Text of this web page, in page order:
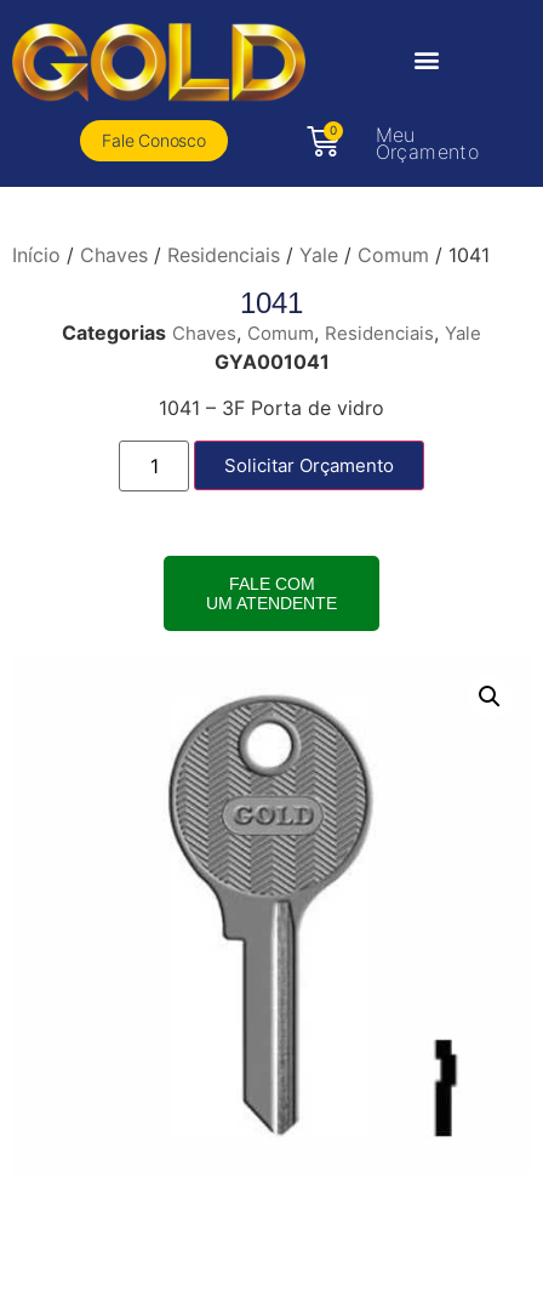
Fale Conosco
0 Meu
Orçamento
Início / Chaves / Residenciais / Yale / Comum / 1041
1041
Categorias Chaves, Comum, Residenciais, Yale
GYA001041
1041 – 3F Porta de vidro
Solicitar Orçamento
FALE COM
UM ATENDENTE